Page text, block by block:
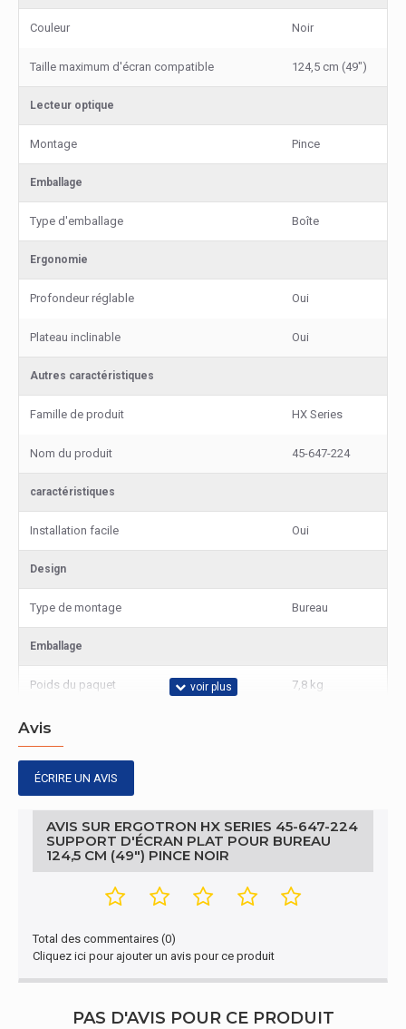
Couleur Noir
Taille maximum d'écran compatible 124,5 cm (49")
Lecteur optique
Montage Pince
Emballage
Type d'emballage Boîte
Ergonomie
Profondeur réglable Oui
Plateau inclinable Oui
Autres caractéristiques
Famille de produit HX Series
Nom du produit 45-647-224
caractéristiques
Installation facile Oui
Design
Type de montage Bureau
Emballage
Poids du paquet 7,8 kg
Montage
Compatibilité interface de montage (min)
Ergonomie
Design
Avis
ÉCRIRE UN AVIS
AVIS SUR ERGOTRON HX SERIES 45-647-224
SUPPORT D'ÉCRAN PLAT POUR BUREAU
124,5 CM (49") PINCE NOIR
Total des commentaires (0)
Cliquez ici pour ajouter un avis pour ce produit
PAS D'AVIS POUR CE PRODUIT